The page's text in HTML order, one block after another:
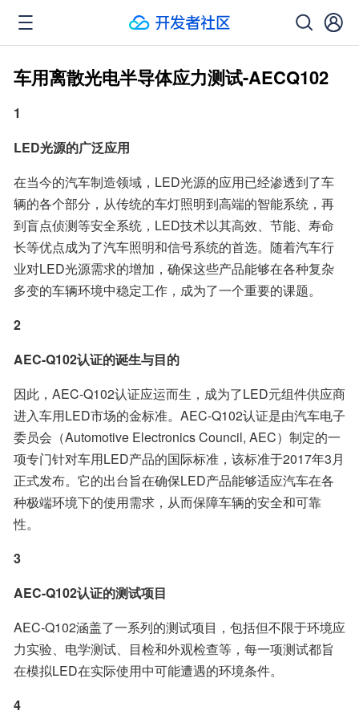
车用离散光电半导体应力测试-AECQ102
1
LED光源的广泛应用
在当今的汽车制造领域，LED光源的应用已经渗透到了车
辆的各个部分，从传统的车灯照明到高端的智能系统，再
到盲点侦测等安全系统，LED技术以其高效、节能、寿命
长等优点成为了汽车照明和信号系统的首选。随着汽车行
业对LED光源需求的增加，确保这些产品能够在各种复杂
多变的车辆环境中稳定工作，成为了一个重要的课题。
2
AEC-Q102认证的诞生与目的
因此，AEC-Q102认证应运而生，成为了LED元组件供应商
进入车用LED市场的金标准。AEC-Q102认证是由汽车电子
委员会（Automotive Electronics Council, AEC）制定的一
项专门针对车用LED产品的国际标准，该标准于2017年3月
正式发布。它的出台旨在确保LED产品能够适应汽车在各
种极端环境下的使用需求，从而保障车辆的安全和可靠
性。
3
AEC-Q102认证的测试项目
AEC-Q102涵盖了一系列的测试项目，包括但不限于环境应
力实验、电学测试、目检和外观检查等，每一项测试都旨
在模拟LED在实际使用中可能遭遇的环境条件。
4